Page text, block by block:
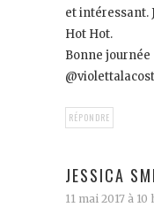
et intéressant.
Hot Hot.
Bonne journée
RÉPONDRE
JESSICA
11 mai 2017 à 10